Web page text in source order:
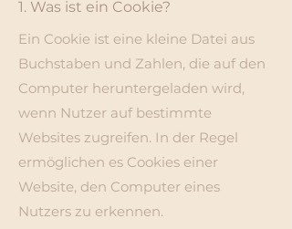
1. Was ist ein Cookie?
Ein Cookie ist eine kleine Datei aus
Buchstaben und Zahlen, die auf den
Computer heruntergeladen wird,
wenn Nutzer auf bestimmte
Websites zugreifen. In der Regel
ermöglichen es Cookies einer
Website, den Computer eines
Nutzers zu erkennen.